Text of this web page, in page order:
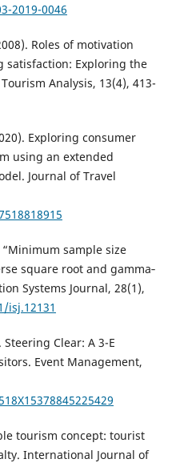
2019-0046
Roles of motivation
satisfaction: Exploring the
Analysis, 13(4), 413-
Exploring consumer
using an extended
Journal of Travel
“Minimum sample size
square root and gamma‐
Systems Journal, 28(1),
isj.12131
Clear: A 3-E
Event Management,
tourism concept: tourist
International Journal of